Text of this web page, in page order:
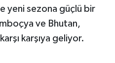
yeni sezona güçlü bir
ve Bhutan,
karşıya geliyor.